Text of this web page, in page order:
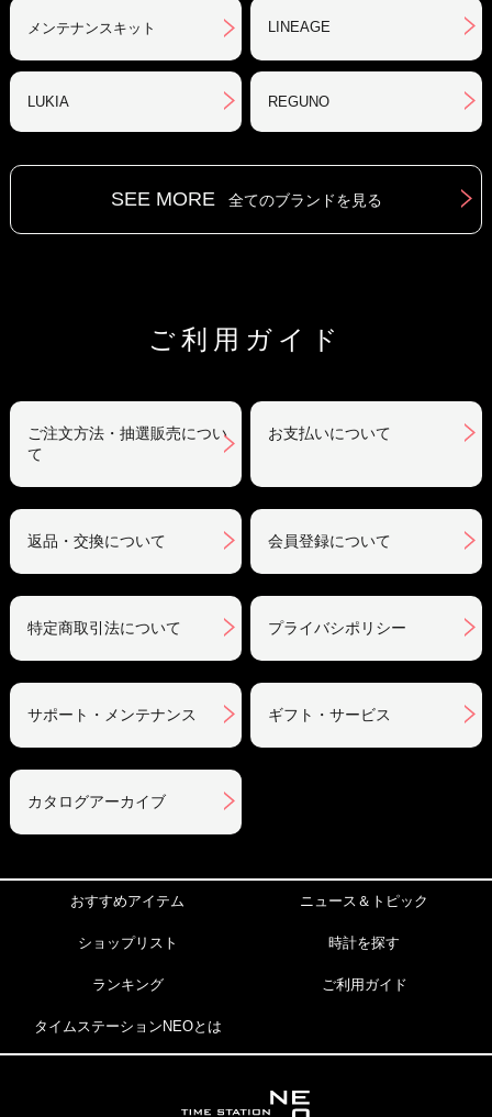
メンテナンスキット LINEAGE
LUKIA REGUNO
SEE MORE 全てのブランドを見る
ご利用ガイド
ご注文方法・抽選販売につい
て
お支払いについて
返品・交換について 会員登録について
特定商取引法について プライバシポリシー
サポート・メンテナンス ギフト・サービス
カタログアーカイブ
おすすめアイテム ニュース＆トピック
ショップリスト 時計を探す
ランキング ご利用ガイド
タイムステーションNEOとは